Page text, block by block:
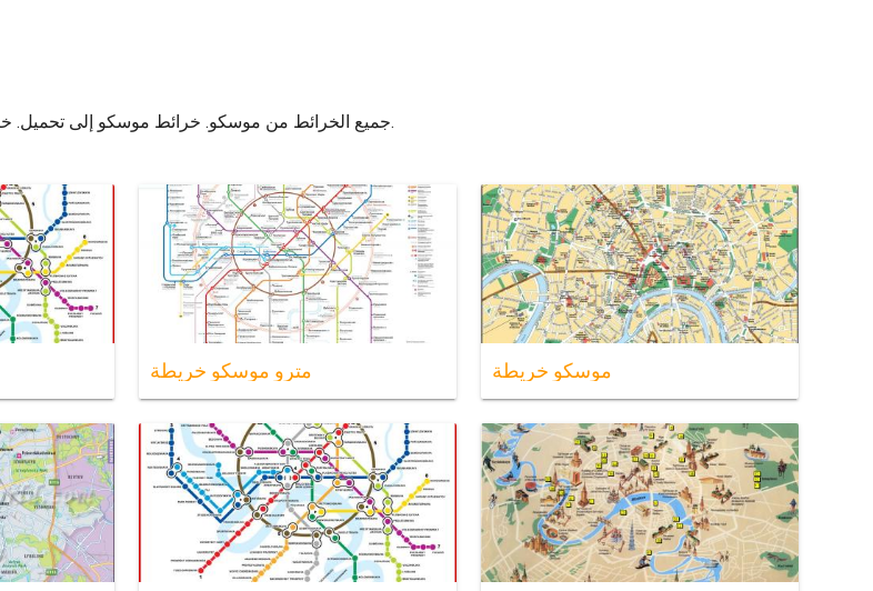
جميع الخرائط من موسكو. خرائط موسكو إلى تحميل. خرائط موسكو إلى الطباعة. خرائط موسكو (روسيا) إلى الطباعة و التحميل.
مترو موسكو خريطة موسكو خريطة